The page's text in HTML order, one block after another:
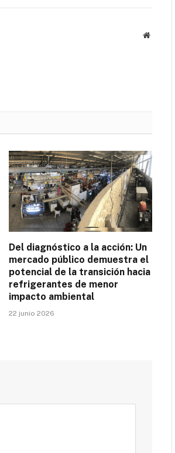
Website
Del diagnóstico a la acción: Un
mercado público demuestra el
potencial de la transición hacia
refrigerantes de menor
impacto ambiental
22 junio 2026